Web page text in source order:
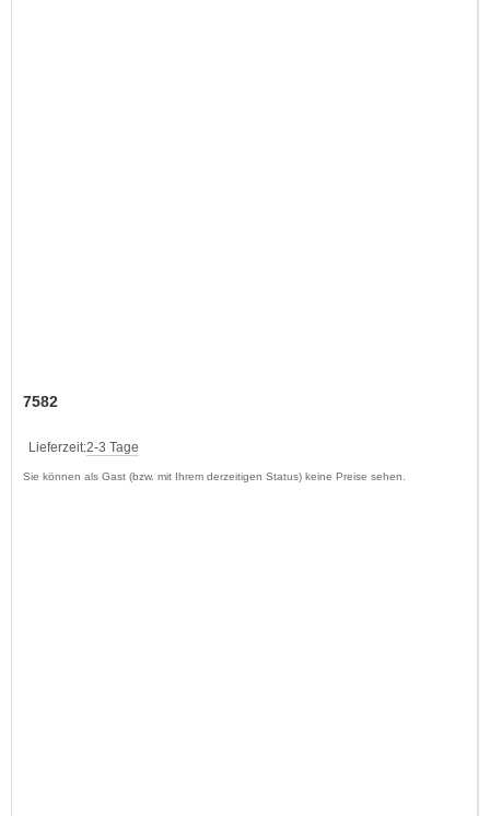
7582
Lieferzeit:2-3 Tage
Sie können als Gast (bzw. mit Ihrem derzeitigen Status) keine Preise sehen.